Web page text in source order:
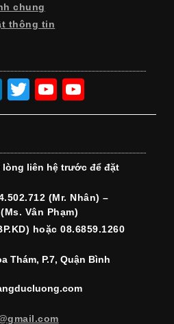
chung
thông tin
Li
n
e
dI
n
T
wi
er
Y
o
T
u
b
e
o
T
u
b
e
h
lòng liên hệ trước để đặt
(Mr. Nhân) –
Vân Phạm)
hoặc 08.6859.1260
Thám, P.7, Quận Bình